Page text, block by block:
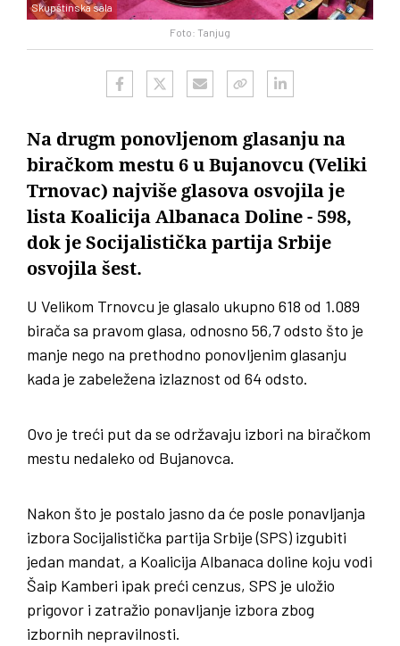
Foto: Tanjug
Skupštinska sala
Na drugm ponovljenom glasanju na
biračkom mestu 6 u Bujanovcu (Veliki
Trnovac) najviše glasova osvojila je
lista Koalicija Albanaca Doline - 598,
dok je Socijalistička partija Srbije
osvojila šest.
U Velikom Trnovcu je glasalo ukupno 618 od 1.089
birača sa pravom glasa, odnosno 56,7 odsto što je
manje nego na prethodno ponovljenim glasanju
kada je zabeležena izlaznost od 64 odsto.
Ovo je treći put da se održavaju izbori na biračkom
mestu nedaleko od Bujanovca.
Nakon što je postalo jasno da će posle ponavljanja
izbora Socijalistička partija Srbije (SPS) izgubiti
jedan mandat, a Koalicija Albanaca doline koju vodi
Šaip Kamberi ipak preći cenzus, SPS je uložio
prigovor i zatražio ponavljanje izbora zbog
izbornih nepravilnosti.